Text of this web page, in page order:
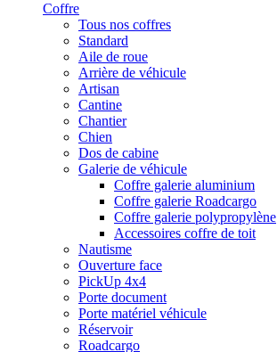
Coffre
Tous nos coffres
Standard
Aile de roue
Arrière de véhicule
Artisan
Cantine
Chantier
Chien
Dos de cabine
Galerie de véhicule
Coffre galerie aluminium
Coffre galerie Roadcargo
Coffre galerie polypropylène
Accessoires coffre de toit
Nautisme
Ouverture face
PickUp 4x4
Porte document
Porte matériel véhicule
Réservoir
Roadcargo